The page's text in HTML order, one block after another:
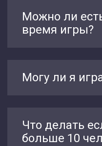
Можно ли
время игры?
Могу ли я
Что делать
больше 10